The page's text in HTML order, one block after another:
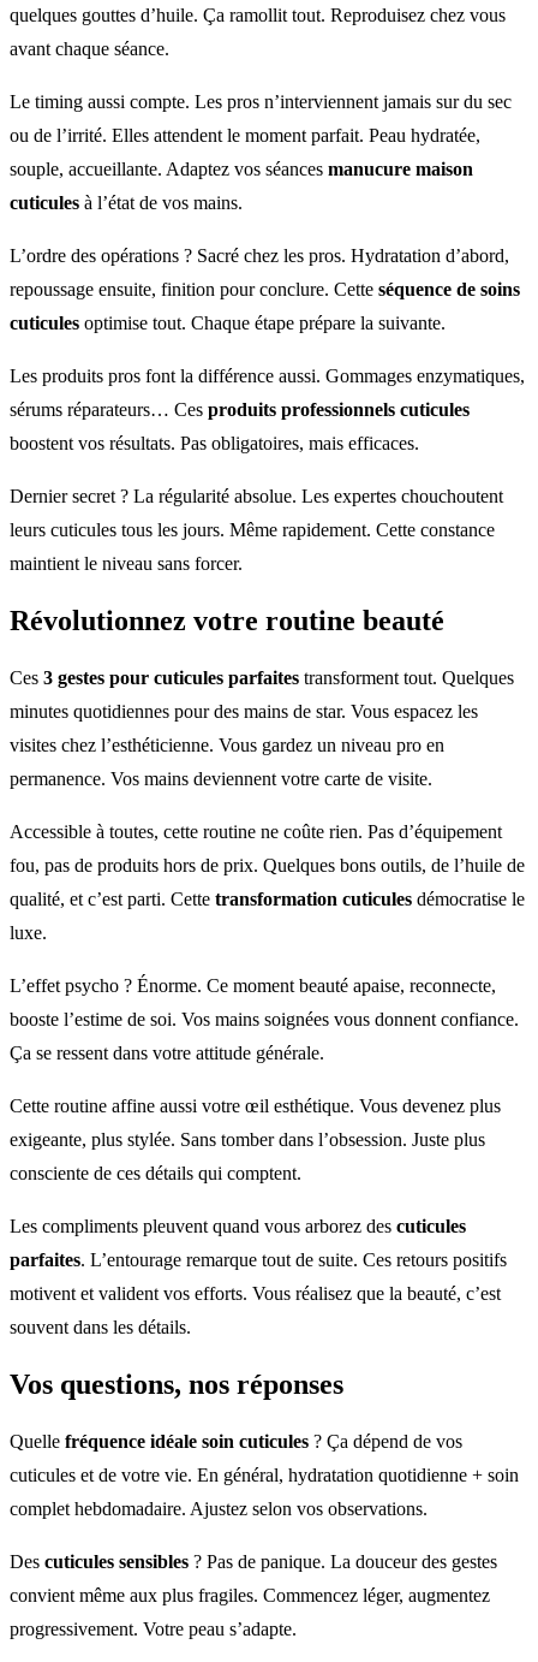
quelques gouttes d’huile. Ça ramollit tout. Reproduisez chez vous
avant chaque séance.
Le timing aussi compte. Les pros n’interviennent jamais sur du sec
ou de l’irrité. Elles attendent le moment parfait. Peau hydratée,
souple, accueillante. Adaptez vos séances manucure maison
cuticules à l’état de vos mains.
L’ordre des opérations ? Sacré chez les pros. Hydratation d’abord,
repoussage ensuite, finition pour conclure. Cette séquence de soins
cuticules optimise tout. Chaque étape prépare la suivante.
Les produits pros font la différence aussi. Gommages enzymatiques,
sérums réparateurs… Ces produits professionnels cuticules
boostent vos résultats. Pas obligatoires, mais efficaces.
Dernier secret ? La régularité absolue. Les expertes chouchoutent
leurs cuticules tous les jours. Même rapidement. Cette constance
maintient le niveau sans forcer.
Révolutionnez votre routine beauté
Ces 3 gestes pour cuticules parfaites transforment tout. Quelques
minutes quotidiennes pour des mains de star. Vous espacez les
visites chez l’esthéticienne. Vous gardez un niveau pro en
permanence. Vos mains deviennent votre carte de visite.
Accessible à toutes, cette routine ne coûte rien. Pas d’équipement
fou, pas de produits hors de prix. Quelques bons outils, de l’huile de
qualité, et c’est parti. Cette transformation cuticules démocratise le
luxe.
L’effet psycho ? Énorme. Ce moment beauté apaise, reconnecte,
booste l’estime de soi. Vos mains soignées vous donnent confiance.
Ça se ressent dans votre attitude générale.
Cette routine affine aussi votre œil esthétique. Vous devenez plus
exigeante, plus stylée. Sans tomber dans l’obsession. Juste plus
consciente de ces détails qui comptent.
Les compliments pleuvent quand vous arborez des cuticules
parfaites. L’entourage remarque tout de suite. Ces retours positifs
motivent et valident vos efforts. Vous réalisez que la beauté, c’est
souvent dans les détails.
Vos questions, nos réponses
Quelle fréquence idéale soin cuticules ? Ça dépend de vos
cuticules et de votre vie. En général, hydratation quotidienne + soin
complet hebdomadaire. Ajustez selon vos observations.
Des cuticules sensibles ? Pas de panique. La douceur des gestes
convient même aux plus fragiles. Commencez léger, augmentez
progressivement. Votre peau s’adapte.